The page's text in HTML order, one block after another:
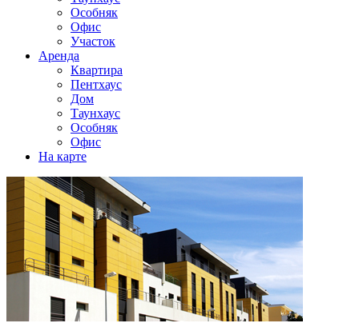
Особняк
Офис
Участок
Аренда
Квартира
Пентхаус
Дом
Таунхаус
Особняк
Офис
На карте